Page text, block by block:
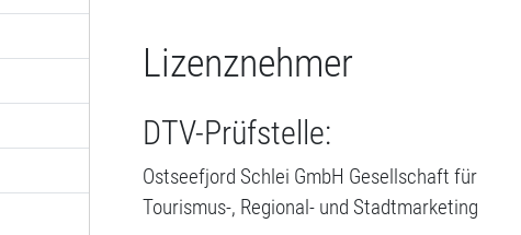
Lizenznehmer
DTV-Prüfstelle:
Ostseefjord Schlei GmbH Gesellschaft für
Tourismus-, Regional- und Stadtmarketing